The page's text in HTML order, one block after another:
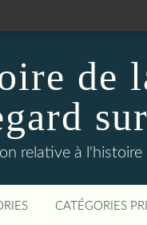
de
relative à
CATÉGORIES